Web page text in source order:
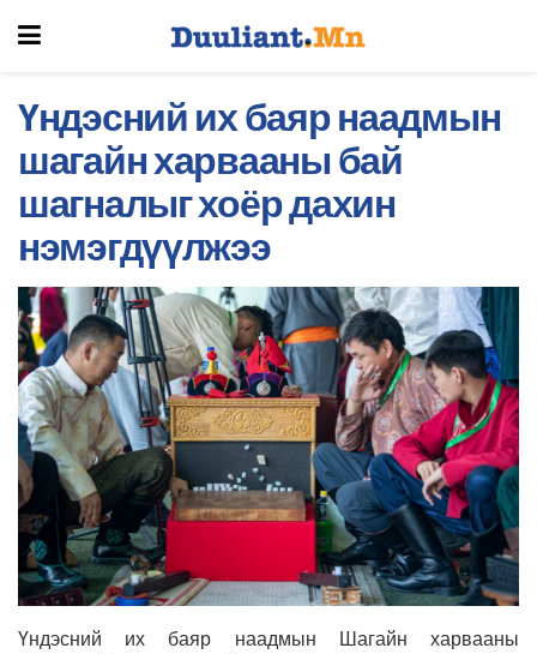
Үндэсний их баяр наадмын
шагайн харвааны бай
шагналыг хоёр дахин
нэмэгдүүлжээ
Үндэсний их баяр наадмын Шагайн харвааны